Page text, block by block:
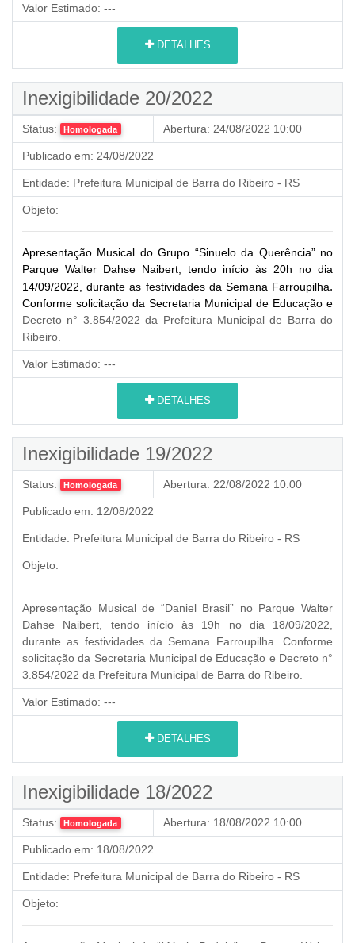
Valor Estimado: ---
DETALHES
Inexigibilidade 20/2022
Status: Homologada Abertura: 24/08/2022 10:00
Publicado em: 24/08/2022
Entidade: Prefeitura Municipal de Barra do Ribeiro - RS
Objeto:
Apresentação Musical do Grupo “Sinuelo da Querência” no
Parque Walter Dahse Naibert, tendo início às 20h no dia
14/09/2022, durante as festividades da Semana Farroupilha.
Conforme solicitação da Secretaria Municipal de Educação e
Decreto n° 3.854/2022 da Prefeitura Municipal de Barra do
Ribeiro.
Valor Estimado: ---
DETALHES
Inexigibilidade 19/2022
Status: Homologada Abertura: 22/08/2022 10:00
Publicado em: 12/08/2022
Entidade: Prefeitura Municipal de Barra do Ribeiro - RS
Objeto:
Apresentação Musical de “Daniel Brasil” no Parque Walter
Dahse Naibert, tendo início às 19h no dia 18/09/2022,
durante as festividades da Semana Farroupilha. Conforme
solicitação da Secretaria Municipal de Educação e Decreto n°
3.854/2022 da Prefeitura Municipal de Barra do Ribeiro.
Valor Estimado: ---
DETALHES
Inexigibilidade 18/2022
Status: Homologada Abertura: 18/08/2022 10:00
Publicado em: 18/08/2022
Entidade: Prefeitura Municipal de Barra do Ribeiro - RS
Objeto: